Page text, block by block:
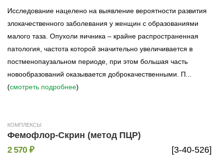
Исследование нацелено на выявление вероятности развития
злокачественного заболевания у женщин с образованиями
малого таза. Опухоли яичника – крайне распространенная
патология, частота которой значительно увеличивается в
постменопаузальном периоде, при этом большая часть
новообразований оказывается доброкачественными. П...
(смотреть подробнее)
КОМПЛЕКСЫ
Фемофлор-Скрин (метод ПЦР)
[3-40-526]
2 570 ₽